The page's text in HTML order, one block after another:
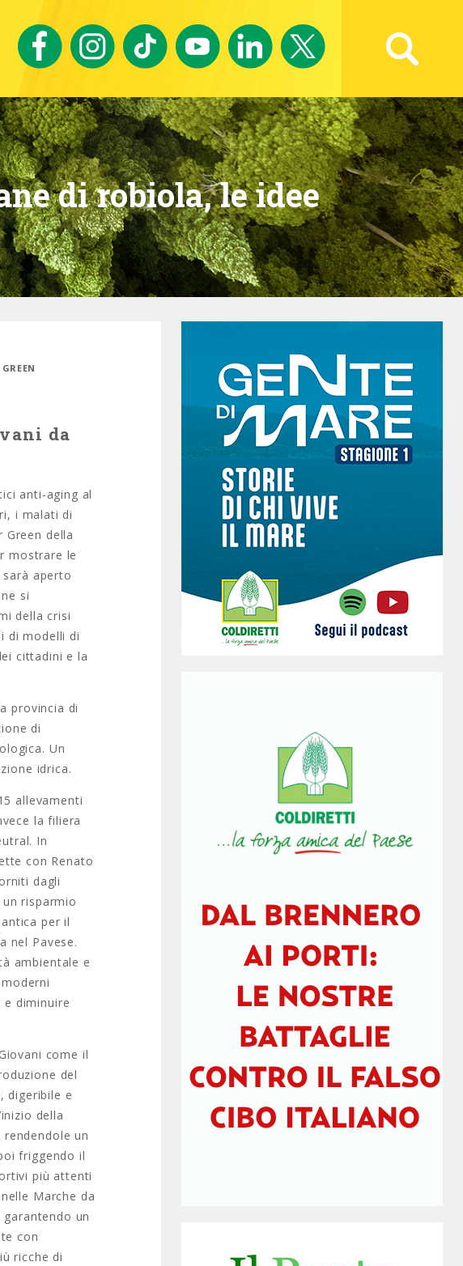
Ricerca avanzata
di robiola, le idee
da
anti-aging al
i malati di
Green della
mostrare le
aperto
si
della crisi
di modelli di
cittadini e la
provincia di
di
Un
idrica.
allevamenti
la filiera
In
con Renato
dagli
risparmio
per il
nel Pavese.
ambientale e
e diminuire
come il
del
digeribile e
della
un
friggendo il
più attenti
Marche da
un
con
ricche di